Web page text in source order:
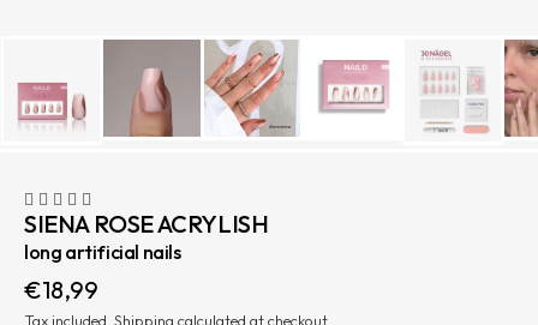
SIENA ROSE ACRYLISH
long artificial nails
Sale
price
€18,99
Tax included. Shipping calculated at checkout